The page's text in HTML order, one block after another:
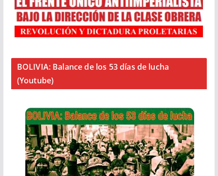
BOLIVIA: Balance de los 53 días de lucha
(Youtube)